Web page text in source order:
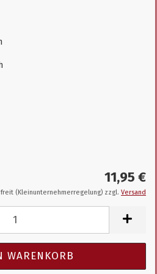
11,95 €
(Kleinunternehmerregelung) zzgl. Versand